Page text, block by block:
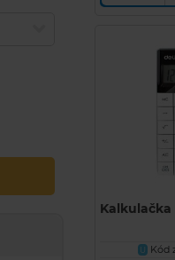
Kalkulačka
U
Kód